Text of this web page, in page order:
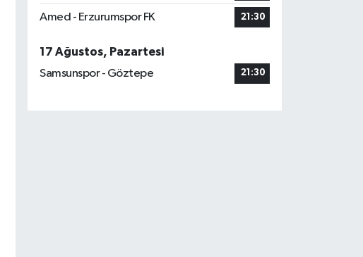
Amed - Erzurumspor FK 21:30
17 Ağustos, Pazartesi
Samsunspor - Göztepe
21:30